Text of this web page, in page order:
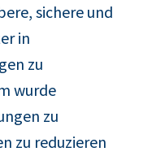
sichere und
in
zu
wurde
zu
zu reduzieren